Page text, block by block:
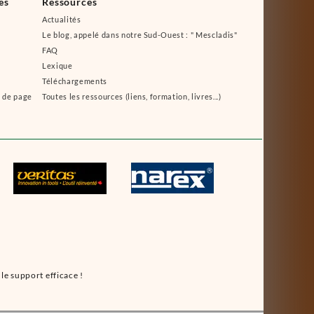
page
Actualités
Le blog, appelé dans notre Sud-Ouest : " Mescladis"
FAQ
Lexique
Téléchargements
Toutes les ressources (liens, formation, livres...)
support efficace !